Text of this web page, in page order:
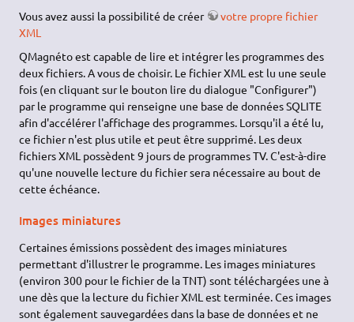
Vous avez aussi la possibilité de créer
votre propre fichier
XML
QMagnéto est capable de lire et intégrer les programmes des
deux fichiers. A vous de choisir. Le fichier XML est lu une seule
fois (en cliquant sur le bouton lire du dialogue "Configurer")
par le programme qui renseigne une base de données SQLITE
afin d'accélérer l'affichage des programmes. Lorsqu'il a été lu,
ce fichier n'est plus utile et peut être supprimé. Les deux
fichiers XML possèdent 9 jours de programmes TV. C'est-à-dire
qu'une nouvelle lecture du fichier sera nécessaire au bout de
cette échéance.
Images miniatures
Certaines émissions possèdent des images miniatures
permettant d'illustrer le programme. Les images miniatures
(environ 300 pour le fichier de la TNT) sont téléchargées une à
une dès que la lecture du fichier XML est terminée. Ces images
sont également sauvegardées dans la base de données et ne